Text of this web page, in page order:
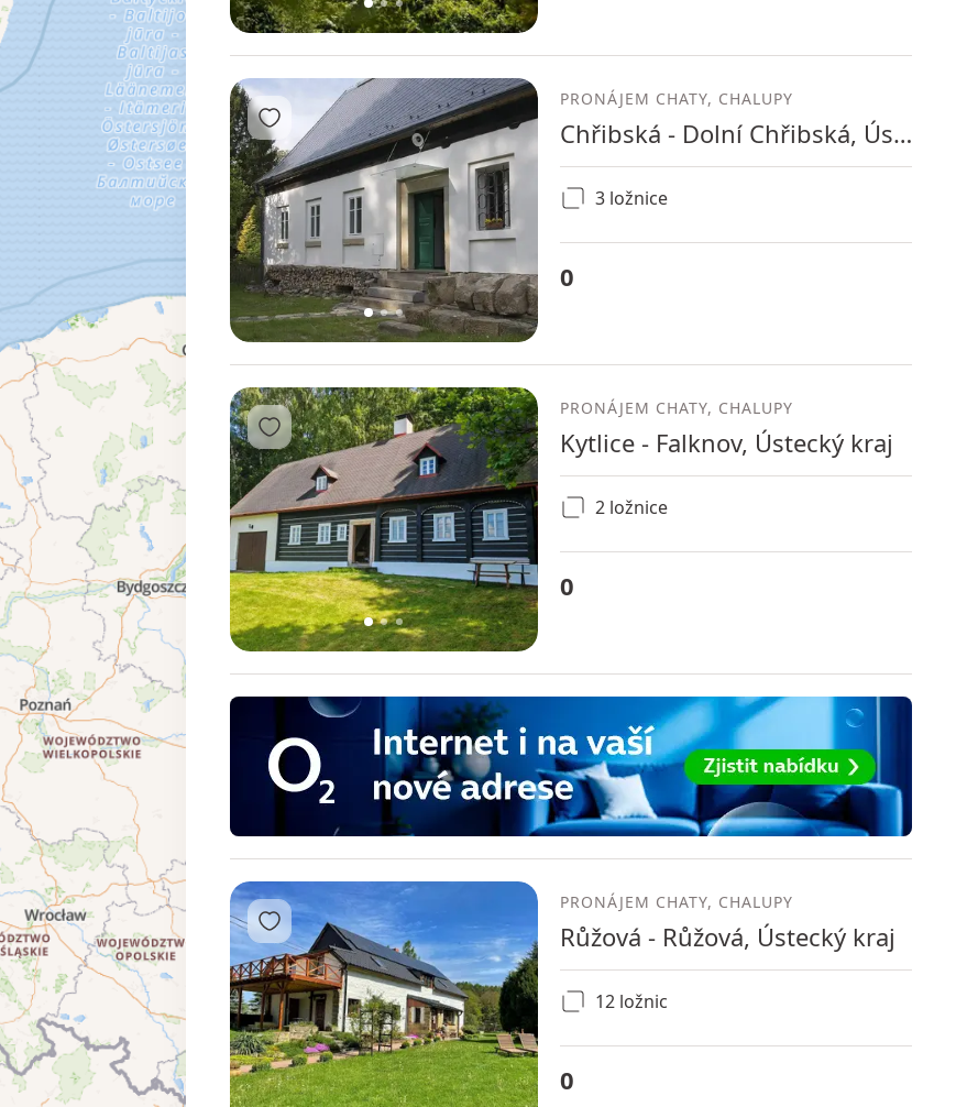
12 3
12 3
Přidat do oblíbených
PRONÁJEM CHATY, CHALUPY
Chřibská - Dolní Chřibská, Ústecký kraj
3 ložnice
0
12 3
Přidat do oblíbených
PRONÁJEM CHATY, CHALUPY
Kytlice - Falknov, Ústecký kraj
2 ložnice
0
Přidat do oblíbených
PRONÁJEM CHATY, CHALUPY
Růžová - Růžová, Ústecký kraj
12 ložnic
0